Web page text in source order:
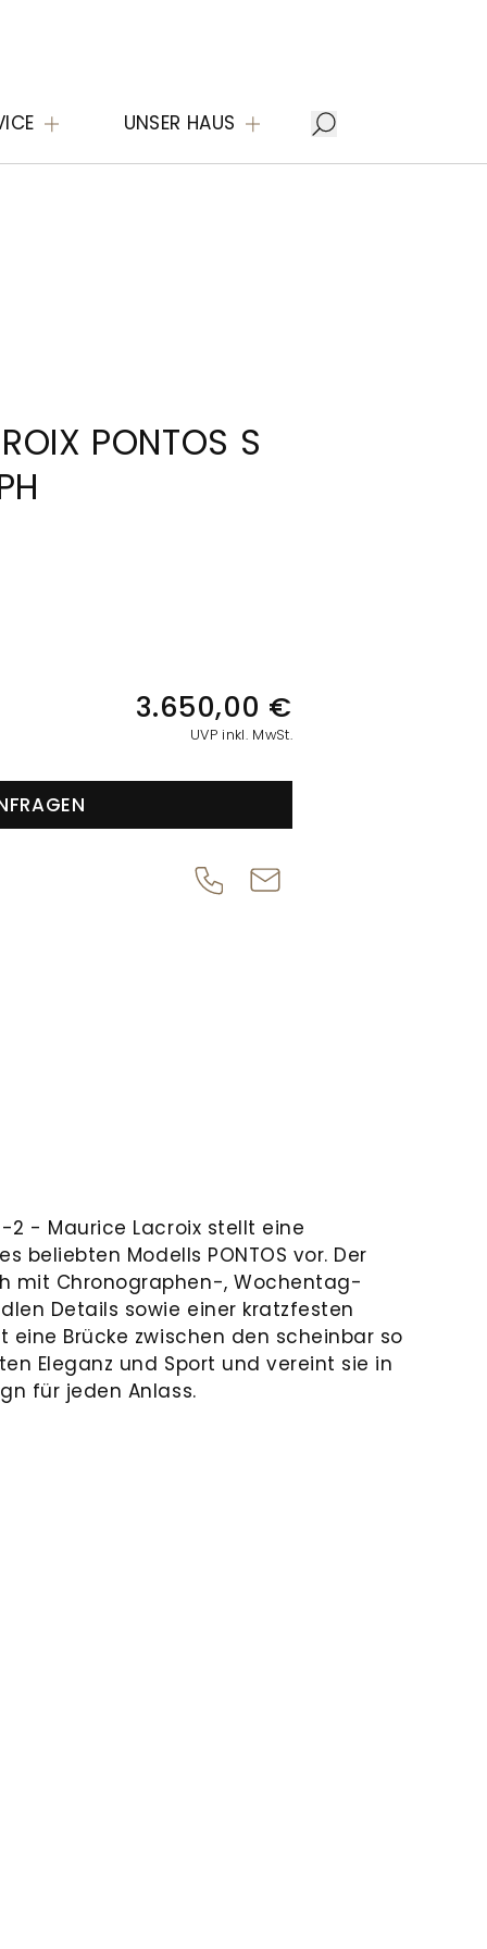
UNSER HAUS
PONTOS S
3.650,00 €
UVP inkl. MwSt.
2 - Maurice Lacroix stellt eine
beliebten Modells PONTOS vor. Der
mit Chronographen-, Wochentag-
Details sowie einer kratzfesten
Brücke zwischen den scheinbar so
Eleganz und Sport und vereint sie in
für jeden Anlass.